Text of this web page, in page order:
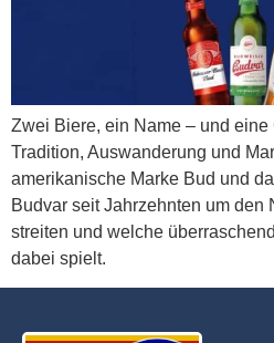
Zwei Biere, ein Name – und
Tradition, Auswanderung und
amerikanische Marke Bud und
Budvar seit Jahrzehnten um den
streiten und welche
dabei spielt.